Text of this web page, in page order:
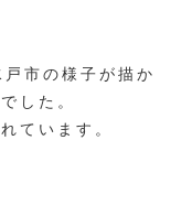
市の様子が描か
した。
ています。